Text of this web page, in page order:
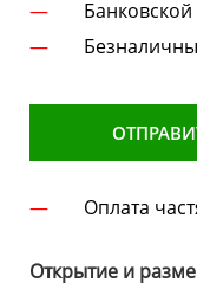
Банковской
Оплата
Открытие и